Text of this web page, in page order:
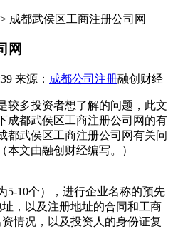
> 成都武侯区工商注册公司网
网
来源： 成都公司注册融创财经
较多投资者想了解的问题，此文
成都武侯区工商注册公司网的有
都武侯区工商注册公司网有关问
文由融创财经编写。）
5-10个），进行企业名称的预先
，以及注册地址的合同和工商
情况，以及投资人的身份证复